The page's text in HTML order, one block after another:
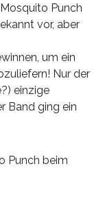
Punch
vor, aber
um ein
Nur der
einzige
Band ging ein